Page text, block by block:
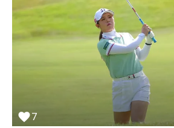
7